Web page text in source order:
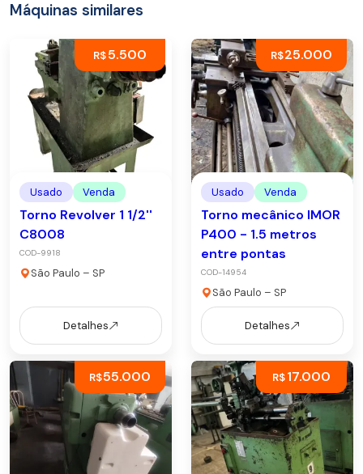
Máquinas similares
R$5.500
Usado Venda
Torno Revolver 1 1/2''
C8008
COD-9918
São Paulo – SP
Detalhes
R$25.000
Usado Venda
Torno mecânico IMOR
P400 - 1.5 metros
entre pontas
COD-14954
São Paulo – SP
Detalhes
R$55.000 R$17.000